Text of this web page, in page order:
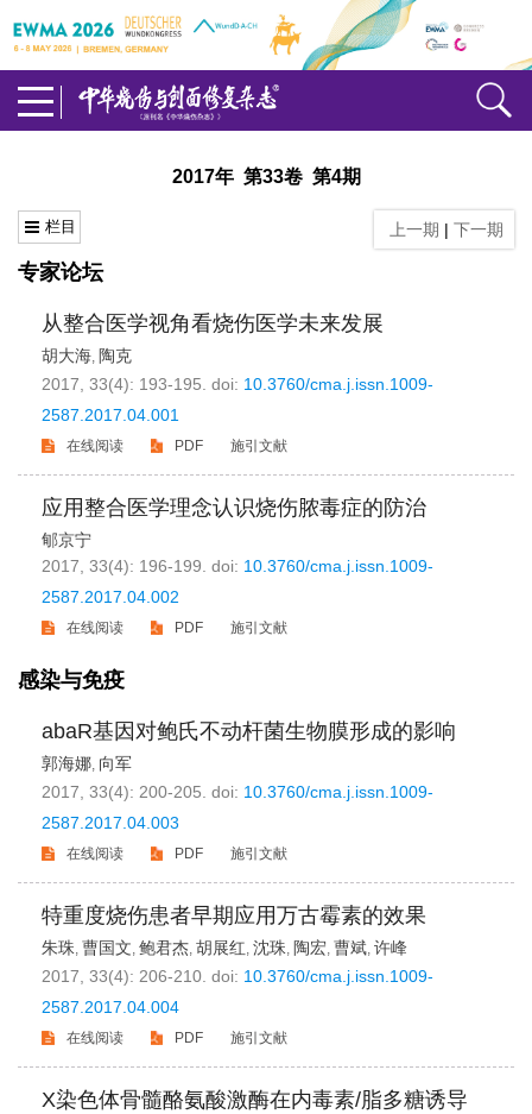
2017年 第33卷 第4期
栏目 上一期 | 下一期
专家论坛
从整合医学视角看烧伤医学未来发展
胡大海, 陶克
2017, 33(4): 193-195. doi: 10.3760/cma.j.issn.1009-
2587.2017.04.001
在线阅读 PDF 施引文献
应用整合医学理念认识烧伤脓毒症的防治
郇京宁
2017, 33(4): 196-199. doi: 10.3760/cma.j.issn.1009-
2587.2017.04.002
在线阅读 PDF 施引文献
感染与免疫
abaR基因对鲍氏不动杆菌生物膜形成的影响
郭海娜, 向军
2017, 33(4): 200-205. doi: 10.3760/cma.j.issn.1009-
2587.2017.04.003
在线阅读 PDF 施引文献
特重度烧伤患者早期应用万古霉素的效果
朱珠, 曹国文, 鲍君杰, 胡展红, 沈珠, 陶宏, 曹斌, 许峰
2017, 33(4): 206-210. doi: 10.3760/cma.j.issn.1009-
2587.2017.04.004
在线阅读 PDF 施引文献
X染色体骨髓酪氨酸激酶在内毒素/脂多糖诱导